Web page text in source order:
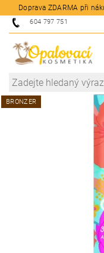
Doprava ZDARMA při
604 797 751
BRONZER